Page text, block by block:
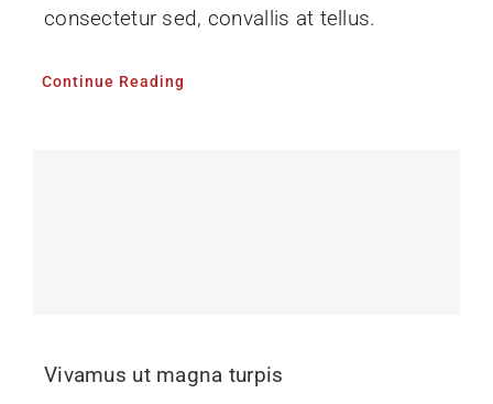
consectetur sed, convallis at tellus.
Continue Reading
Vivamus ut magna turpis